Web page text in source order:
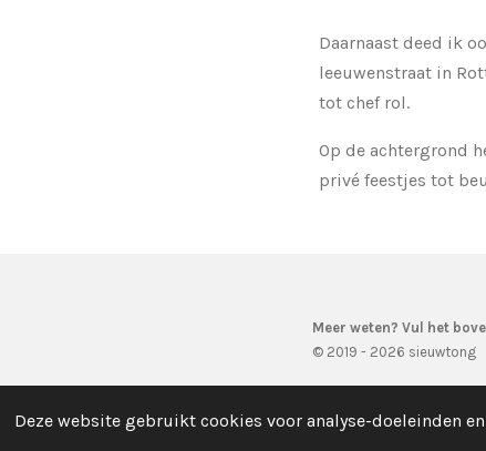
Deze website gebruikt cookies voor analyse-doeleinden
Daarnaast deed ik
leeuwenstraat in
tot chef rol.
Op de achtergrond
privé feestjes tot
Meer weten? Vul het
© 2019 - 2026 sieuwtong